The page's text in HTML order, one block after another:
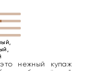
нежный купаж